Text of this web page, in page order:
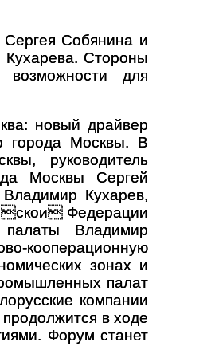
Собянина и
Кухарева. Стороны
возможности для
новый драйвер
города Москвы. В
руководитель
Москвы Сергей
Владимир Кухарев,
Федерации
палаты Владимир
кооперационную
зонах и
палат
компании
в ходе
Форум станет